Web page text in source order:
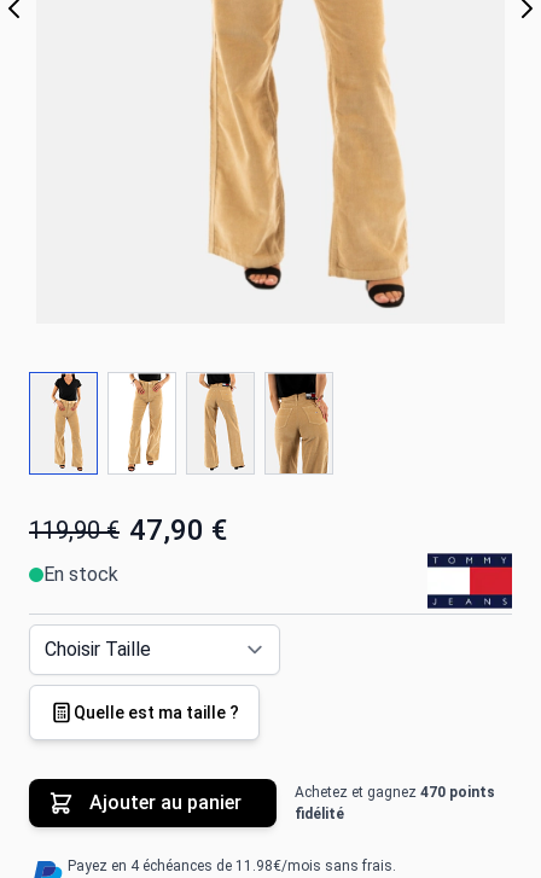
119,90 € 47,90 €
En stock
Quelle est ma taille ?
Ajouter au panier Achetez et gagnez 470 points
fidélité
Payez en 4 échéances de 11.98€/mois sans frais.